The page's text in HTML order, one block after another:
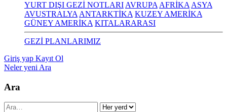
YURT DIŞI GEZİ NOTLARI AVRUPA AFRİKA ASYA
AVUSTRALYA ANTARKTİKA KUZEY AMERİKA
GÜNEY AMERİKA KITALARARASI
GEZİ PLANLARIMIZ
Giriş yap Kayıt Ol
Neler yeni Ara
Ara